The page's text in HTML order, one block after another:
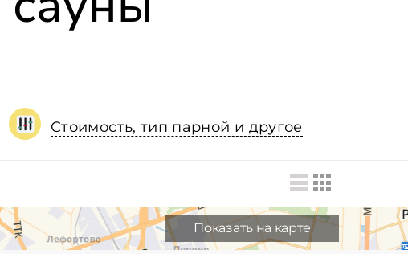
Стоимость, тип парной и другое
Показать на карте